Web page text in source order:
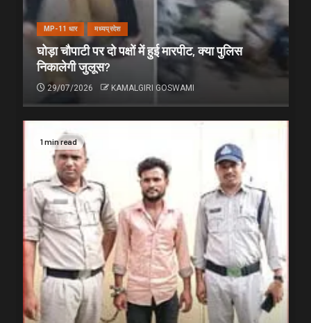
MP-11 धार मध्यप्रदेश
घोड़ा चौपाटी पर दो पक्षों में हुई मारपीट, क्या पुलिस
निकालेगी जुलूस?
29/07/2026 KAMALGIRI GOSWAMI
1 min read